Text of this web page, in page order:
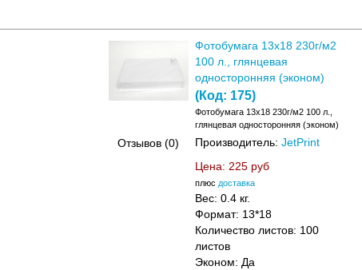
Отзывов (0)
Фотобумага 13х18 230г/м2
100 л., глянцевая
односторонняя (эконом)
(Код: 175)
Фотобумага 13х18 230г/м2 100 л.,
глянцевая односторонняя (эконом)
Производитель: JetPrint
Цена: 225 руб
плюс доставка
Вес: 0.4 кг.
Формат: 13*18
Количество листов: 100
листов
Эконом: Да